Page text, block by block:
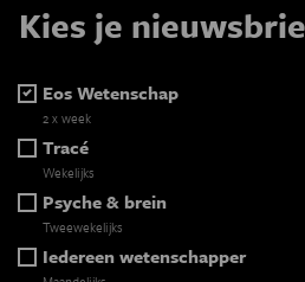
Kies je
Eos Wetenschap
2 x week
Tracé
Wekelijks
Psyche & brein
Tweewekelijks
Iedereen wetenschapper